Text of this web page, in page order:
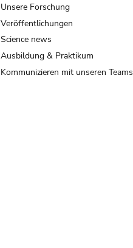
Unsere Forschung
Veröffentlichungen
Science news
Ausbildung & Praktikum
Kommunizieren mit unseren Teams